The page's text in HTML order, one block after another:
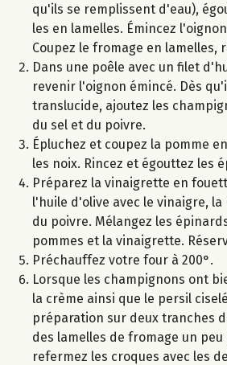
qu'ils se remplissent d'eau),
les en lamelles. Émincez
Coupez le fromage en lamelles,
Dans une poêle avec un filet
revenir l'oignon émincé. Dès
translucide, ajoutez les
du sel et du poivre.
Épluchez et coupez la pomme
les noix. Rincez et égouttez les
Préparez la vinaigrette en
l'huile d'olive avec le vinaigre,
du poivre. Mélangez les
pommes et la vinaigrette.
Préchauffez votre four à 200°.
Lorsque les champignons ont
la crème ainsi que le persil
préparation sur deux tranches
des lamelles de fromage un
refermez les croques avec les